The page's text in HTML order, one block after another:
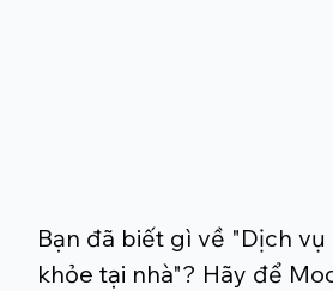
Bạn đã biết gì về "Dịch
khỏe tại nhà"? Hãy để